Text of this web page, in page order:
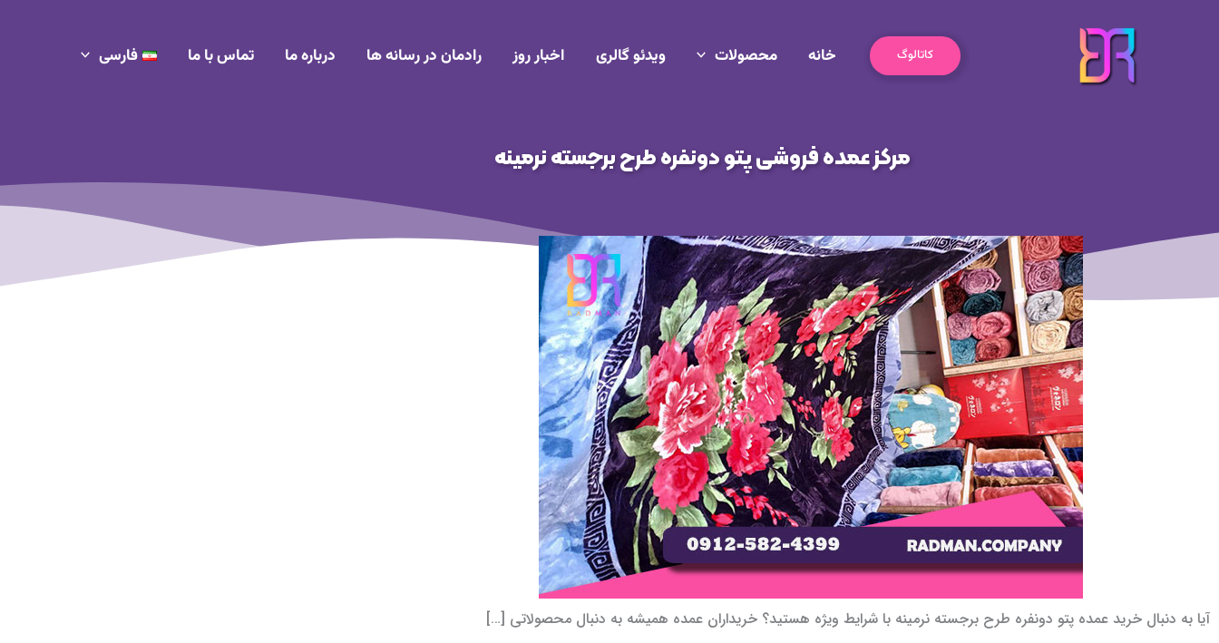
کاتالوگ خانه محصولات ویدئو گالری اخبار روز رادمان در رسانه ها درباره ما تماس با ما فارسی
مرکز عمده فروشی پتو دونفره طرح برجسته نرمینه
آیا به دنبال خرید عمده پتو دونفره طرح برجسته نرمینه با شرایط ویژه هستید؟ خریداران عمده همیشه به دنبال محصولاتی […]